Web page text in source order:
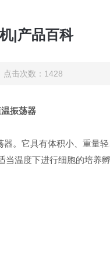
|产品百科
击次数：1428
振荡器
。它具有体积小、重量
温度下进行细胞的培养孵